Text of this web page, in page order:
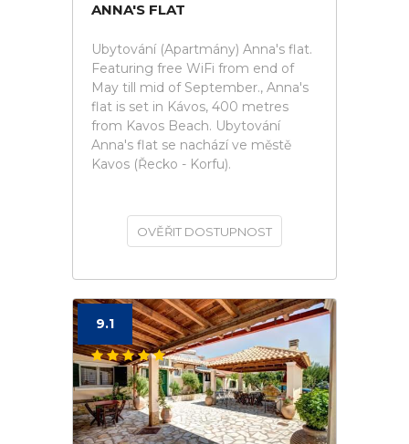
ANNA'S FLAT
Ubytování (Apartmány) Anna's flat.
Featuring free WiFi from end of
May till mid of September., Anna's
flat is set in Kávos, 400 metres
from Kavos Beach. Ubytování
Anna's flat se nachází ve městě
Kavos (Řecko - Korfu).
OVĚŘIT DOSTUPNOST
9.1